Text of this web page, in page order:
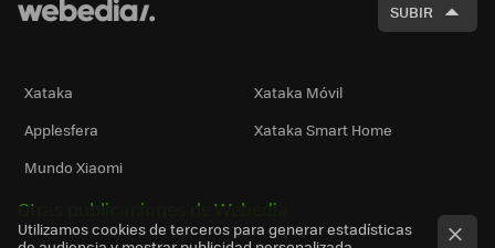
SUBIR
Xataka
Xataka Móvil
Applesfera
Xataka Smart Home
Mundo Xiaomi
Otras publicaciones de Webedia
Utilizamos cookies de terceros para generar estadísticas